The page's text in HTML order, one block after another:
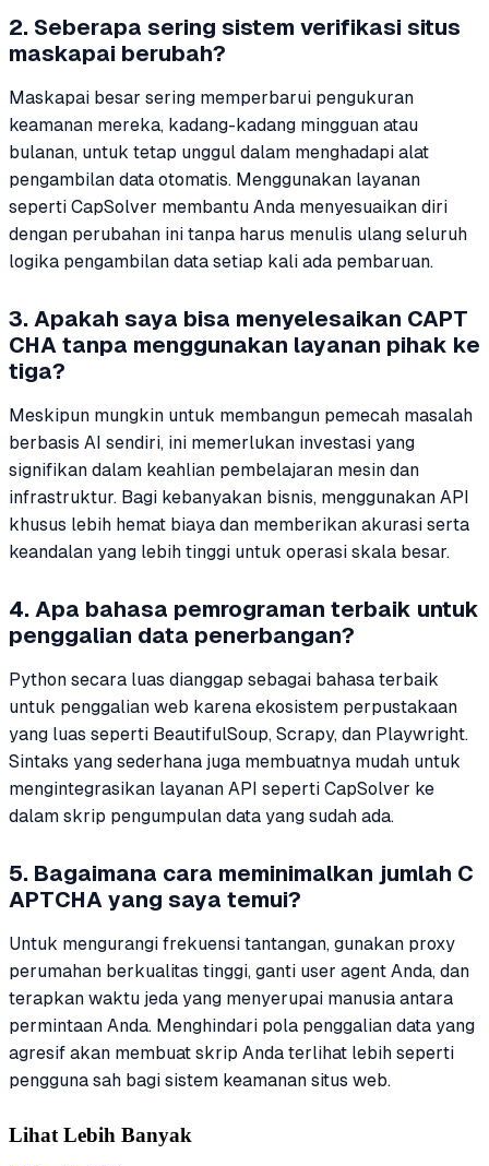
2. Seberapa sering sistem verifikasi situs
maskapai berubah?
Maskapai besar sering memperbarui pengukuran
keamanan mereka, kadang-kadang mingguan atau
bulanan, untuk tetap unggul dalam menghadapi alat
pengambilan data otomatis. Menggunakan layanan
seperti CapSolver membantu Anda menyesuaikan diri
dengan perubahan ini tanpa harus menulis ulang seluruh
logika pengambilan data setiap kali ada pembaruan.
3. Apakah saya bisa menyelesaikan CAPT
CHA tanpa menggunakan layanan pihak ke
tiga?
Meskipun mungkin untuk membangun pemecah masalah
berbasis AI sendiri, ini memerlukan investasi yang
signifikan dalam keahlian pembelajaran mesin dan
infrastruktur. Bagi kebanyakan bisnis, menggunakan API
khusus lebih hemat biaya dan memberikan akurasi serta
keandalan yang lebih tinggi untuk operasi skala besar.
4. Apa bahasa pemrograman terbaik untuk
penggalian data penerbangan?
Python secara luas dianggap sebagai bahasa terbaik
untuk penggalian web karena ekosistem perpustakaan
yang luas seperti BeautifulSoup, Scrapy, dan Playwright.
Sintaks yang sederhana juga membuatnya mudah untuk
mengintegrasikan layanan API seperti CapSolver ke
dalam skrip pengumpulan data yang sudah ada.
5. Bagaimana cara meminimalkan jumlah C
APTCHA yang saya temui?
Untuk mengurangi frekuensi tantangan, gunakan proxy
perumahan berkualitas tinggi, ganti user agent Anda, dan
terapkan waktu jeda yang menyerupai manusia antara
permintaan Anda. Menghindari pola penggalian data yang
agresif akan membuat skrip Anda terlihat lebih seperti
pengguna sah bagi sistem keamanan situs web.
Lihat Lebih Banyak